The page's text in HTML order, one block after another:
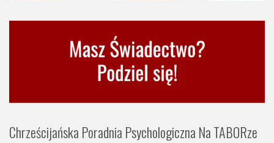
Chrześcijańska Poradnia Psychologiczna Na TABORze